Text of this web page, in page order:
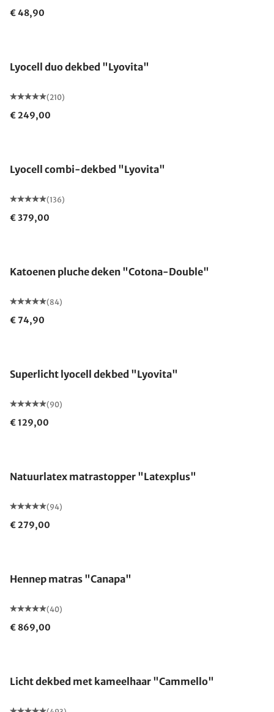
€ 48,90
Lyocell duo dekbed "Lyovita"
(210)
€ 249,00
Lyocell combi-dekbed "Lyovita"
(136)
€ 379,00
Katoenen pluche deken "Cotona-Double"
(84)
€ 74,90
Superlicht lyocell dekbed "Lyovita"
(90)
€ 129,00
Natuurlatex matrastopper "Latexplus"
(94)
€ 279,00
Hennep matras "Canapa"
(40)
€ 869,00
Licht dekbed met kameelhaar "Cammello"